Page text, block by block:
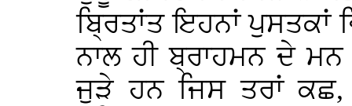
ਬ੍ਰਿਤਾਂਤ ਇਹਨਾਂ
ਨਾਲ ਹੀ ਬ੍ਰਾਹਮਨ ਦੇ
ਜੁੜੇ ਹਨ ਜਿਸ ਤਰਾਂ